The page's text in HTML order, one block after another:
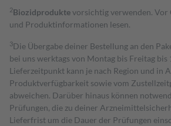
2Biozidproduktevorsichtig verwenden. Vor
und Produktinformationen lesen.
3Die Übergabe deiner Bestellung an den
bei uns werktags von Montag bis Freitag bis
Lieferzeitpunkt kann je nach Region und in
Produktverfügbarkeit sowie vom
abweichen. Darüber hinaus können
Prüfungen, die zu deiner
Lieferfrist um die Dauer der Prüfungen